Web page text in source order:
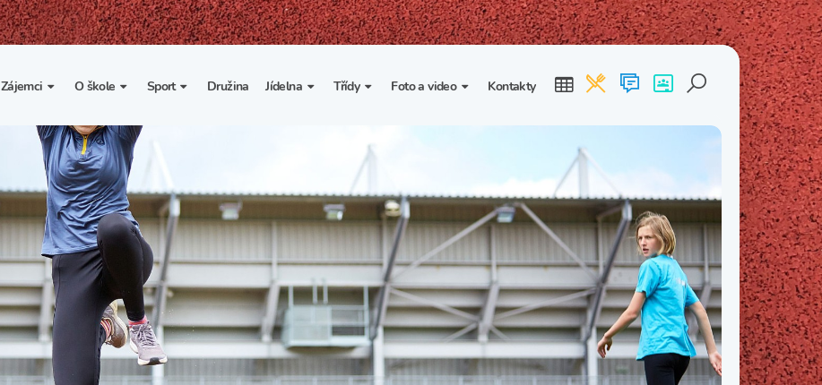
Zájemci
1. třída
Sportovní třídy
Nesportovní třídy
O škole
Základní informace
Organizace školního roku
Výuka a učební plán
Zájmové kroužky
Školní poradenské
pracoviště
Školní psycholožka
Školská rada
Sport
Spolupráce se sportovními
kluby
Školní sportovní klub
Tělesná výchova a sport
Družina Jídelna
Vnitřní řád školní jídelny
Třídy
Třída I. B Třída I. C
Třída II. A Třída II. C
Třída III. A Třída III. B Třída III. C
Třída IV. A Třída IV. B Třída IV. C
Třída V. A Třída V. B Třída V. C
Třída VI. A Třída VI. B Třída VI. C
Třída VII. A Třída VII. B Třída VII. C
Foto a video Kontakty